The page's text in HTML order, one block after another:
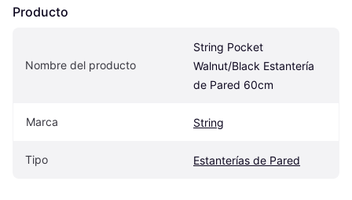
Producto
Nombre del producto
String Pocket
Walnut/Black Estantería
de Pared 60cm
Marca String
Tipo Estanterías de Pared